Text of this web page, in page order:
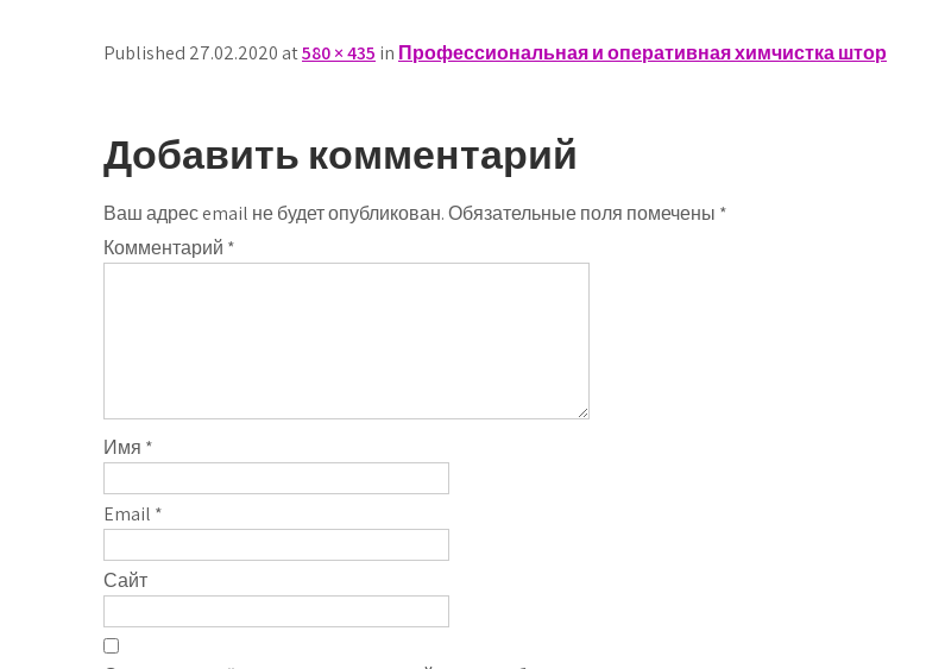
Published 27.02.2020 at580 × 435 in Профессиональная и оперативная химчистка штор
Добавить комментарий
Ваш адрес email не будет опубликован.Обязательные поля помечены *
Комментарий *
Имя *
Email *
Сайт